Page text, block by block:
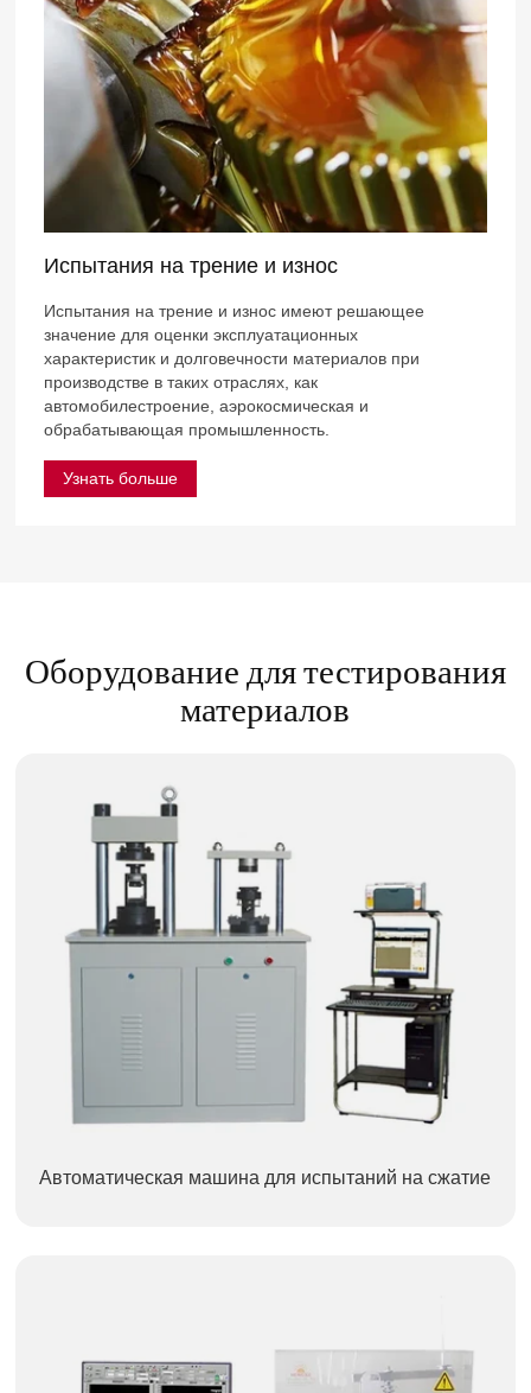
Испытания на трение и износ
Испытания на трение и износ имеют решающее
значение для оценки эксплуатационных
характеристик и долговечности материалов при
производстве в таких отраслях, как
автомобилестроение, аэрокосмическая и
обрабатывающая промышленность.
Узнать больше
Оборудование для тестирования
материалов
Автоматическая машина для испытаний на сжатие